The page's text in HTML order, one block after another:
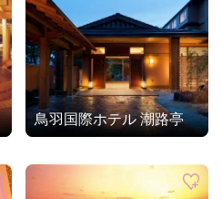
鳥羽国際ホテル 潮路亭